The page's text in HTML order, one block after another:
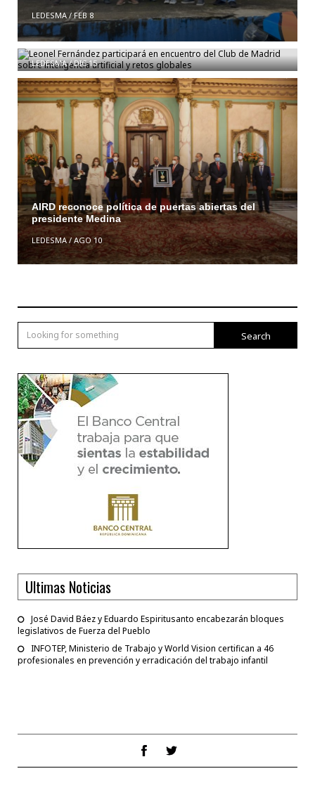
LEDESMA/FEB 8
Leonel Fernández participará en encuentro del Club
de Madrid sobre inteligencia artificial y retos
globales
LEDESMA/DIC 15
AIRD reconoce política de puertas abiertas del
presidente Medina
LEDESMA/AGO 10
Search
Ultimas Noticias
José David Báez y Eduardo Espiritusanto encabezarán bloques
legislativos de Fuerza del Pueblo
INFOTEP, Ministerio de Trabajo y World Vision certifican a 46
profesionales en prevención y erradicación del trabajo infantil